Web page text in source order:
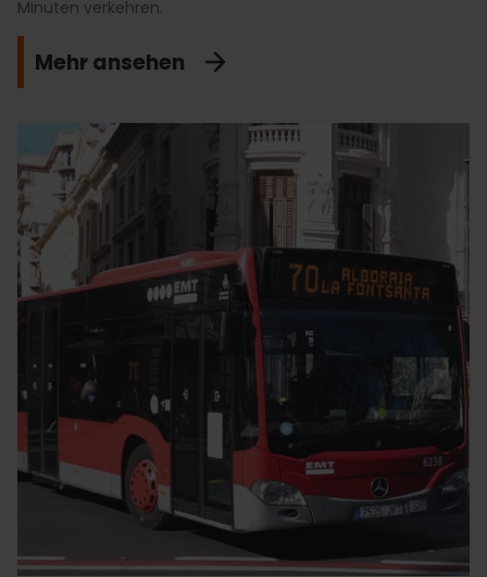
Minuten verkehren.
Mehr ansehen